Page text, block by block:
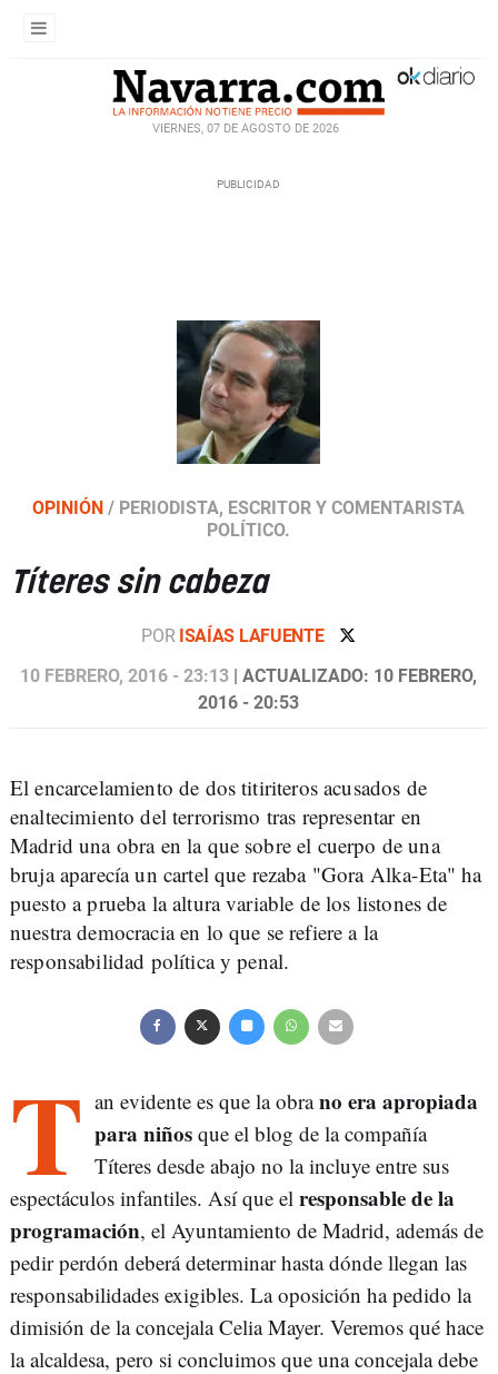
VIERNES, 07 DE AGOSTO DE 2026
OPINIÓN / PERIODISTA, ESCRITOR Y COMENTARISTA
POLÍTICO.
Títeres sin cabeza
POR ISAÍAS LAFUENTE
10 FEBRERO, 2016 - 23:13 | ACTUALIZADO: 10 FEBRERO,
2016 - 20:53
El encarcelamiento de dos titiriteros acusados de
enaltecimiento del terrorismo tras representar en
Madrid una obra en la que sobre el cuerpo de una
bruja aparecía un cartel que rezaba "Gora Alka-Eta" ha
puesto a prueba la altura variable de los listones de
nuestra democracia en lo que se refiere a la
responsabilidad política y penal.
T an evidente es que la obrano era apropiada
para niños que el blog de la compañía
Títeres desde abajo no la incluye entre sus
espectáculos infantiles. Así que el responsable de la
programación, el Ayuntamiento de Madrid, además de
pedir perdón deberá determinar hasta dónde llegan las
responsabilidades exigibles. La oposición ha pedido la
dimisión de la concejala Celia Mayer. Veremos qué hace
la alcaldesa, pero si concluimos que una concejala debe